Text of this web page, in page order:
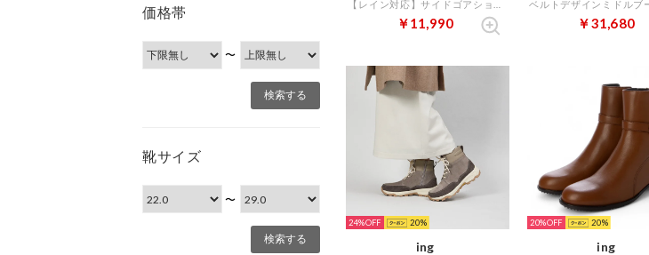
価格帯
〜
靴サイズ
〜
￥11,990 ￥31,680
24% 20
ing
20% 20
ing